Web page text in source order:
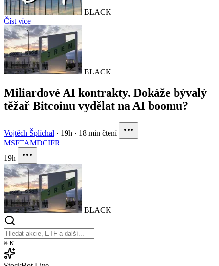
BLACK
Číst více
BLACK
Miliardové AI kontrakty. Dokáže bývalý
těžař Bitcoinu vydělat na AI boomu?
Vojtěch Šplíchal · 19h · 18 min čtení
MSFTAMDCIFR
19h
BLACK
⌘ K